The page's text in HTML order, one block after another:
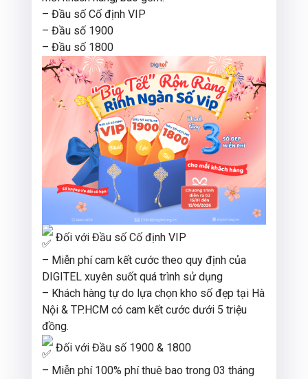
– Đầu số Cố định VIP
– Đầu số 1900
– Đầu số 1800
Đối với Đầu số Cố định VIP
– Miễn phí cam kết cước theo quy định của
DIGITEL xuyên suốt quá trình sử dụng
– Khách hàng tự do lựa chọn kho số đẹp tại Hà
Nội & TP.HCM có cam kết cước dưới 5 triệu
đồng.
Đối với Đầu số 1900 & 1800
– Miễn phí 100% phí thuê bao trong 03 tháng